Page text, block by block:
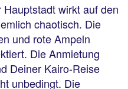
wirkt auf den
chaotisch. Die
und rote Ampeln
Die Anmietung
Deiner Kairo-Reise
unbedingt. Die